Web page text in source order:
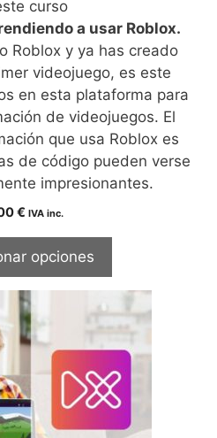
curso
a usar Roblox.
Roblox y ya has creado
videojuego, es este
en esta plataforma para
de videojuegos. El
que usa Roblox es
de código pueden verse
impresionantes.
€ IVA inc.
opciones